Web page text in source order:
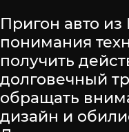
Пригон авто из
понимания
получить
долговечный
обращать
дизайн и